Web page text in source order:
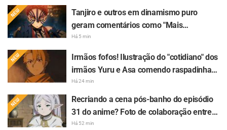
Tanjiro e outros em dinamismo puro
geram comentários como "Mais
chamativo que na tela!" Anúncio gigante
do Arco do Castelo Infinito de "Demon
Slayer: Kimetsu no Yaiba" surge em
Ikebukuro e faz grande sucesso
Há 5 min
Irmãos fofos! Ilustração do "cotidiano" dos
irmãos Yuru e Asa comendo raspadinha
de gelo em "Daemons of the Shadow
Realm" gera comentários como "Precioso
demais" e "Parece totalmente um casal"
Há 24 min
Recriando a cena pós-banho do episódio
31 do anime? Foto de colaboração entre
"Frieren e a Jornada Para o Além" e
Há 52 min